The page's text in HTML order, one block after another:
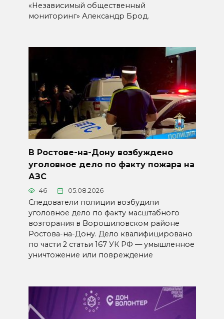
«Независимый общественный
мониторинг» Александр Брод.
В Ростове-на-Дону возбуждено
уголовное дело по факту пожара на
АЗС
46 05.08.2026
Следователи полиции возбудили
уголовное дело по факту масштабного
возгорания в Ворошиловском районе
Ростова-на-Дону. Дело квалифицировано
по части 2 статьи 167 УК РФ — умышленное
уничтожение или повреждение